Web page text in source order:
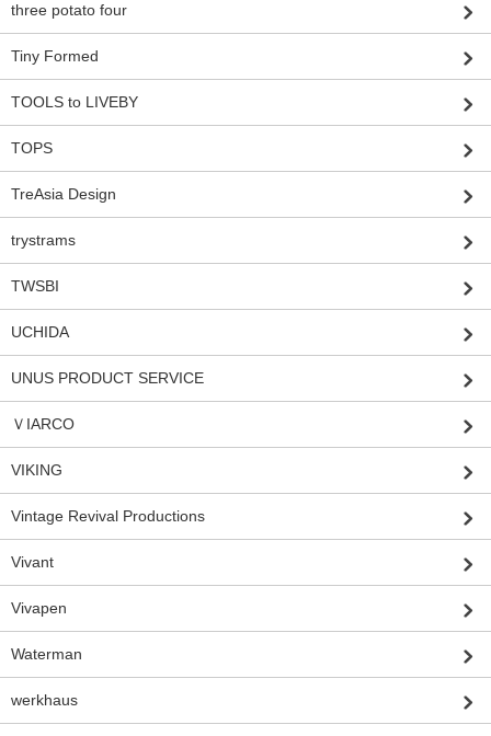
three potato four
Tiny Formed
TOOLS to LIVEBY
TOPS
TreAsia Design
trystrams
TWSBI
UCHIDA
UNUS PRODUCT SERVICE
ＶIARCO
VIKING
Vintage Revival Productions
Vivant
Vivapen
Waterman
werkhaus